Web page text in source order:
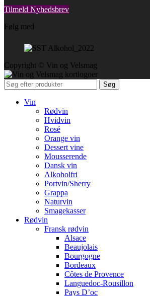
Tilmeld Nyhedsbrev
Følg med
Copyright © Vin og Velsmag
Søg
Vin
Rødvin
Hvidvin
Rosé
Orange vin
Dessert vine
Mousserende
Dansk vin
Alkoholfri
Portvin/Sherry
Grappa
Naturvin
Smagekasser
Rødvin
Fransk rødvin
Alsace
Beaujolais
Bourgogne
Bordeaux
Côtes de Provence
Languedoc-Rousillon
Pays D’oc